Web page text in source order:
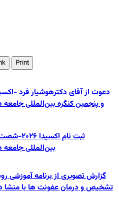
Print
و پنجمین کنگره بین‌المللی جامعه
ثبت نام
بین‌المللی جامعه
گزارش تصویری از برنامه آموزشی
تشخیص و درمان عفونت ها با منشا